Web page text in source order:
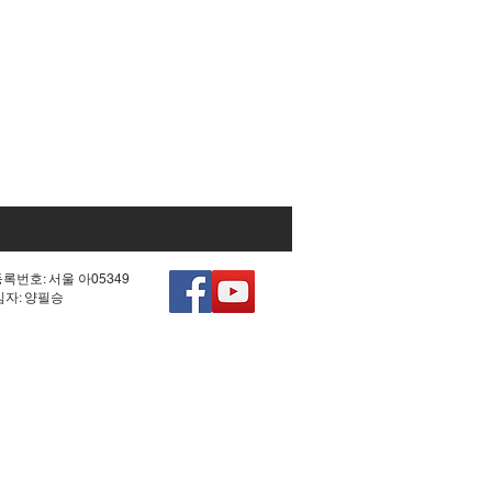
번호: 서울 아05349
: 양필승